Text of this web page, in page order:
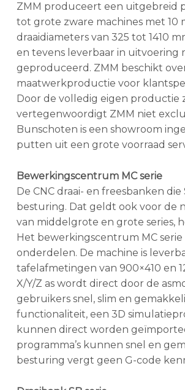
ZMM produceert een uitgebreid
tot grote zware machines met 10
draaidiameters van 325 tot 1410
en tevens leverbaar in
geproduceerd. ZMM beschikt
maatwerkproductie voor
Door de volledig eigen productie
vertegenwoordigt ZMM niet
Bunschoten is een showroom
putten uit een grote voorraad
Bewerkingscentrum MC serie
De CNC draai- en freesbanken
besturing. Dat geldt ook voor de
van middelgrote en grote series,
Het bewerkingscentrum MC
onderdelen. De machine is
tafelafmetingen van 900×410 en
X/Y/Z as wordt direct door de
gebruikers snel, slim en
functionaliteit, een 3D
kunnen direct worden
programma’s kunnen snel en
besturing vergt geen G-code